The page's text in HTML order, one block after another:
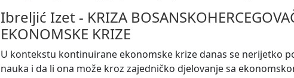
Ibreljić Izet - KRIZA
EKONOMSKE KRIZE
U kontekstu kontinuirane ekonomske krize danas se nerijetko
nauka i da li ona može kroz zajedničko djelovanje sa